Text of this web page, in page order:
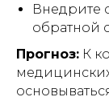
Внедрите
обратной
Прогноз: К